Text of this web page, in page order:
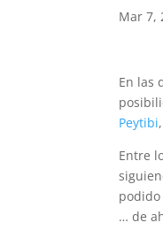
Mar 7,
En las
Peytibi,
Entre
… de